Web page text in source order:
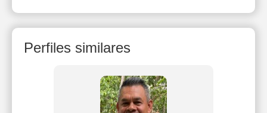
Perfiles similares